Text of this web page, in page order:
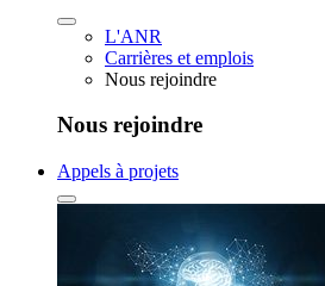
L'ANR
Carrières et emplois
Nous rejoindre
Nous rejoindre
Appels à projets